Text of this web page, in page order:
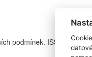
podmínek. ISSN